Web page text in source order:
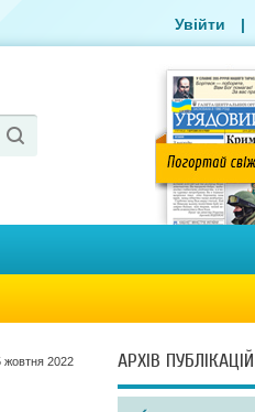
Увійти |
жовтня 2022 АРХІВ ПУБЛІКАЦІЙ